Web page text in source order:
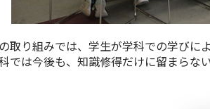
取り組みでは、学生が学科での学びに
では今後も、知識修得だけに留まらな